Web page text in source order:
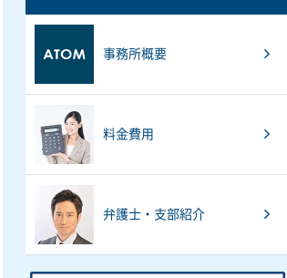
事務所概要
料金費用
弁護士・支部紹介